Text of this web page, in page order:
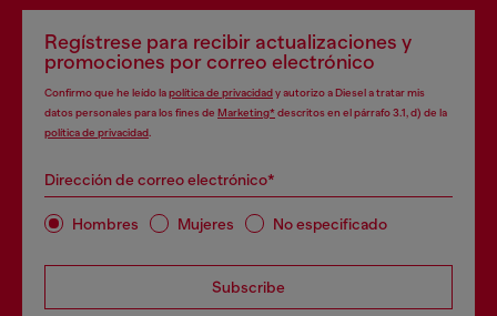
Regístrese para recibir actualizaciones y
promociones por correo electrónico
Confirmo que he leído lapolítica de privacidady autorizo a Diesel a tratar mis
datos personales para los fines de Marketing*descritos en el párrafo 3.1, d) de la
política de privacidad
Dirección de correo electrónico*
Hombres Mujeres No especificado
Subscribe